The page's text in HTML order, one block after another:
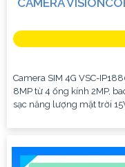
CAMERA
Camera SIM 4G VSC-
8MP từ 4 ống kính 2MP,
sạc năng lượng mặt trời